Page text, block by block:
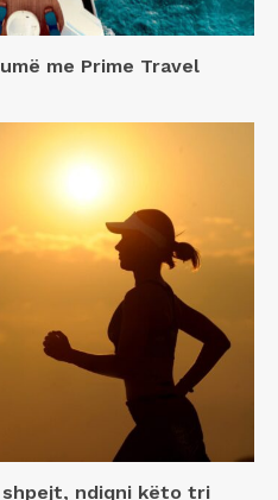
me Prime Travel
shpejt, ndiqni këto tri